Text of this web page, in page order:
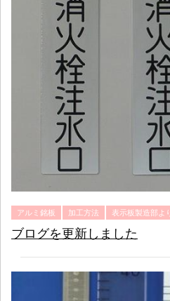
アルミ銘板 加工方法 表示板製造部より
ブログを更新しました